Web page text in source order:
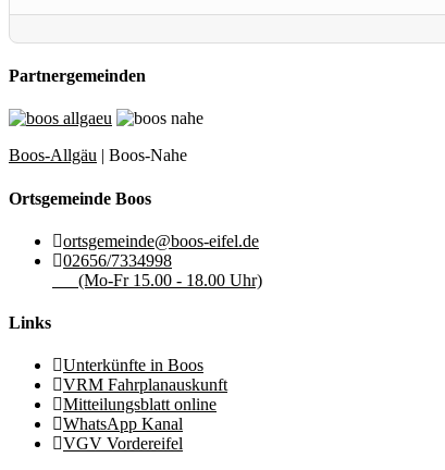
Partnergemeinden
Boos-Allgäu | Boos-Nahe
Ortsgemeinde Boos
ortsgemeinde@boos-eifel.de
02656/7334998
(Mo-Fr 15.00 - 18.00 Uhr)
Links
Unterkünfte in Boos
VRM Fahrplanauskunft
Mitteilungsblatt online
WhatsApp Kanal
VGV Vordereifel